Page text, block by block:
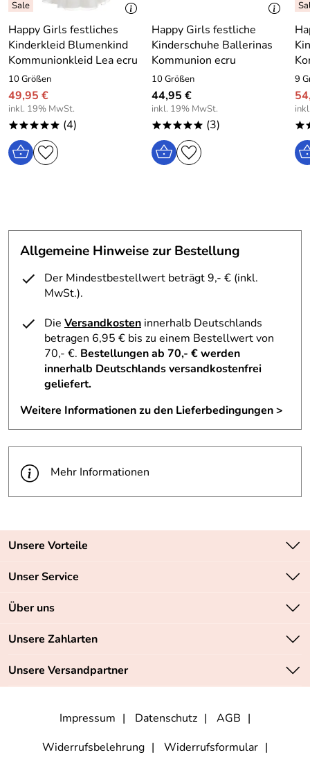
Happy Girls festliches
Kinderkleid Blumenkind
Kommunionkleid Lea ecru
10 Größen
49,95 €
inkl. 19% MwSt.
***** (4)
Happy Girls festliche
Kinderschuhe Ballerinas
Kommunion ecru
10 Größen
44,95 €
inkl. 19% MwSt.
***** (3)
9
Allgemeine Hinweise zur Bestellung
Der Mindestbestellwert beträgt 9,- € (inkl.
MwSt.).
Die Versandkosten innerhalb Deutschlands
betragen 6,95 € bis zu einem Bestellwert von
70,- €. Bestellungen ab 70,- € werden
innerhalb Deutschlands versandkostenfrei
geliefert.
Weitere Informationen zu den Lieferbedingungen >
Mehr Informationen
Unsere Vorteile
Zahlungsarten: Vorkasse, PayPal, PayPal Express
Unser Service
Kontakt
Retourenabwicklung
Lieferbedingungen
Über uns
Unsere Bestseller
Neu
Unsere Zahlarten
Unsere Versandpartner
Impressum Datenschutz
AGB
Widerrufsbelehrung
Widerrufsformular